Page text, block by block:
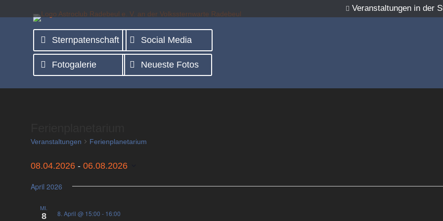
Veranstaltungen in der
Sternpatenschaft
Fotogalerie
Social Media
Neueste Fotos
Veranstaltungen Ferienplanetarium
08.04.2026 - 06.08.2026
wählen.
April 2026
MI.
8 8. April @ 15:00 - 16:00